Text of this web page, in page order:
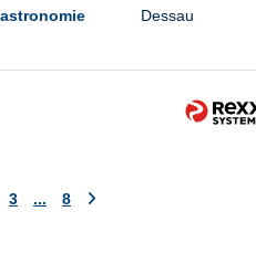
Dessau
3 ... 8